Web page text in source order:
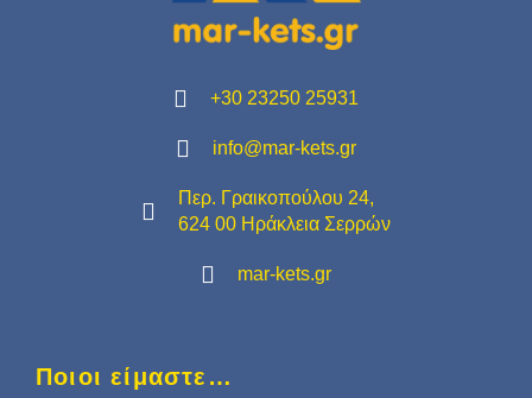
+30 23250 25931
info@mar-kets.gr
Περ. Γραικοπούλου 24,
624 00 Ηράκλεια Σερρών
mar-kets.gr
Ποιοι είμαστε…